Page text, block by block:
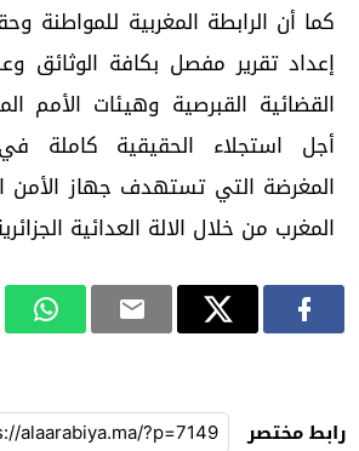
كما أن الرابطة المغربية للمواطنة
إعداد تقرير مفصل بكافة الوثائق
القضائية القبرصية وهيئات الأمم
أجل استجلاء الحقيقية كاملة
المغرضة التي تستهدف جهاز الأمن
المغرب من خلال الالة العدائية
رابط مختصر